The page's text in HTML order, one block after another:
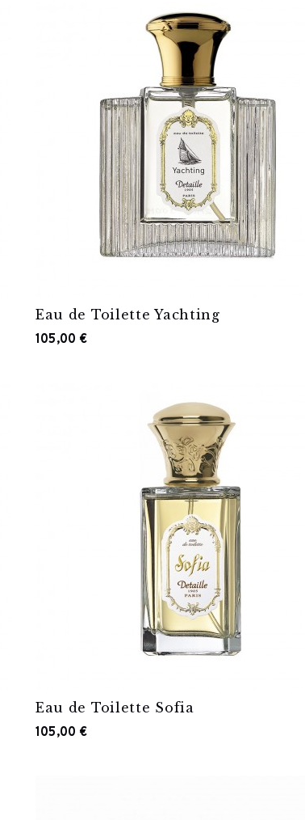
Eau de Toilette Yachting
105,00 €
Eau de Toilette Sofia
105,00 €